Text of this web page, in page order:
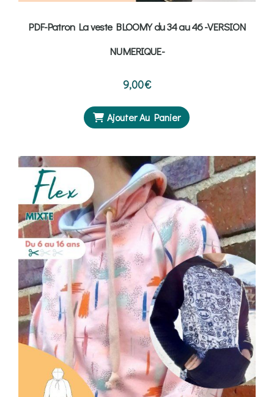
PDF-Patron La veste BLOOMY du 34 au 46 -VERSION
NUMERIQUE-
9,00€
Ajouter Au Panier